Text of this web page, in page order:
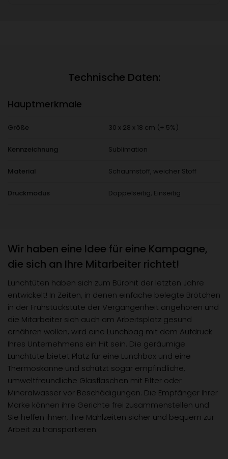
Technische Daten:
Hauptmerkmale
Größe 30 x 28 x 18 cm (± 5%)
Kennzeichnung Sublimation
Material Schaumstoff, weicher Stoff
Druckmodus Doppelseitig, Einseitig
Wir haben eine Idee für eine Kampagne,
die sich an Ihre Mitarbeiter richtet!
Lunchtüten haben sich zum Bürohit der letzten Jahre
entwickelt! In Zeiten, in denen einfache belegte Brötchen
in der Frühstückstüte der Vergangenheit angehören und
die Mitarbeiter sich auch am Arbeitsplatz gesund
ernähren wollen, wird eine Lunchbag mit dem Aufdruck
Ihres Unternehmens ein Hit sein. Die geräumige
Lunchtüte bietet Platz für eine Lunchbox und eine
Thermoskanne und schützt sogar empfindliche,
umweltfreundliche Glasflaschen mit Filter oder
Mineralwasser vor Beschädigungen. Die Empfänger Ihrer
Marke können ihre Gerichte frei zusammenstellen und
Sie helfen ihnen, ihre Mahlzeiten sicher und bequem zur
Arbeit zu transportieren.